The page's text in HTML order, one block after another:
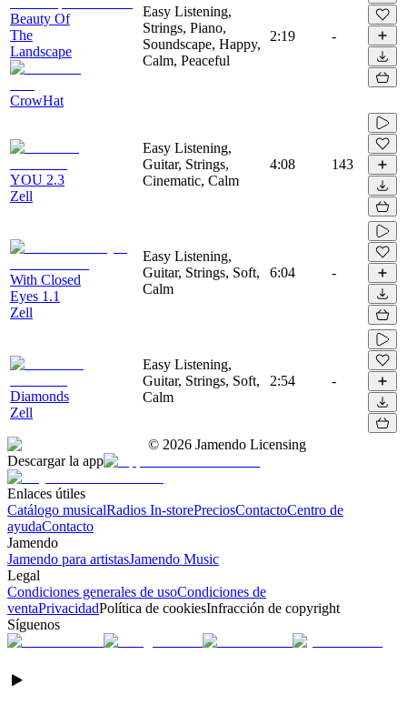
Beauty Of
The
Landscape
CrowHat
Easy Listening,
Strings, Piano,
Soundscape, Happy,
Calm, Peaceful
2:19 -
YOU 2.3
Zell
Easy Listening,
Guitar, Strings,
Cinematic, Calm
4:08 143
With Closed
Eyes 1.1
Zell
Easy Listening,
Guitar, Strings, Soft,
Calm
6:04 -
Diamonds
Zell
Easy Listening,
Guitar, Strings, Soft,
Calm
2:54 -
© 2026 Jamendo Licensing
Descargar la app
Enlaces útiles
Catálogo musicalRadios In-storePreciosContactoCentro de
ayudaContacto
Jamendo
Jamendo para artistasJamendo Music
Legal
Condiciones generales de usoCondiciones de
ventaPrivacidadPolítica de cookiesInfracción de copyright
Síguenos